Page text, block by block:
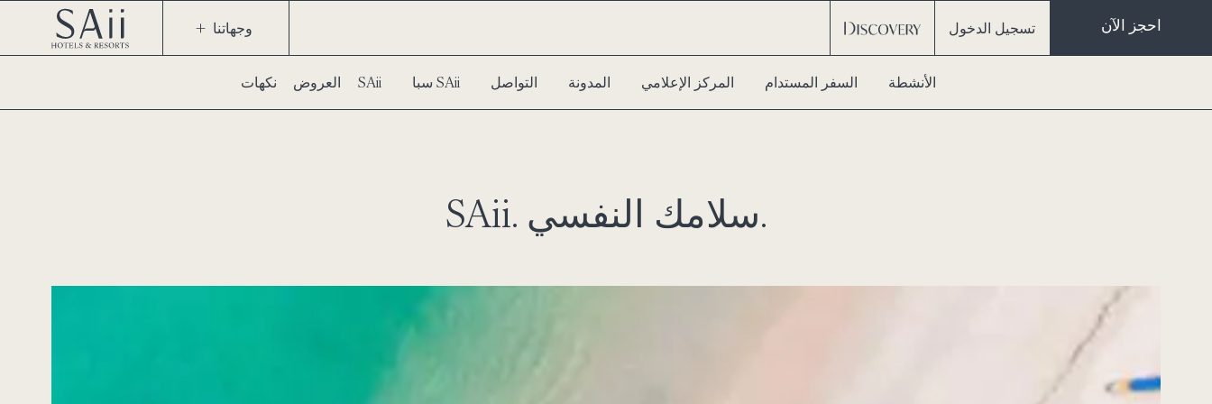
وجهاتنا تسجيل الدخول احجز الآن
العروض نكهات SAii سبا SAii الأنشطة السفر المستدام المركز الإعلامي المدونة التواصل
SAii. سلامك النفسي.